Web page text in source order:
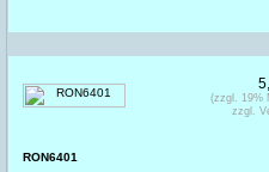
RON6401
(zzgl. 19%
zzgl.